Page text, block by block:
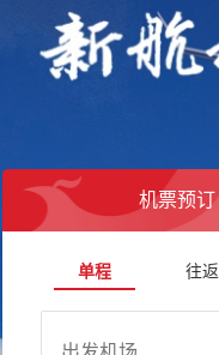
机票预订
单程 往返